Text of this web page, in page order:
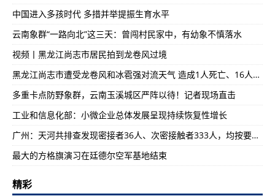
中国进入多孩时代 多措并举提振生育水平
云南象群“一路向北”这三天：曾闯村民家中，有幼象不慎落水
视频丨黑龙江尚志市居民拍到龙卷风过境
黑龙江尚志市遭受龙卷风和冰雹强对流天气 造成1人死亡、16人受伤
多重卡点防野象群，云南玉溪城区严阵以待！记者现场直击
工业和信息化部：小微企业总体发展呈现持续恢复性增长
广州：天河共排查发现密接者36人、次密接触者333人，均按要求落实健康管理措施
最大的方格旗演习在廷德尔空军基地结束
精彩